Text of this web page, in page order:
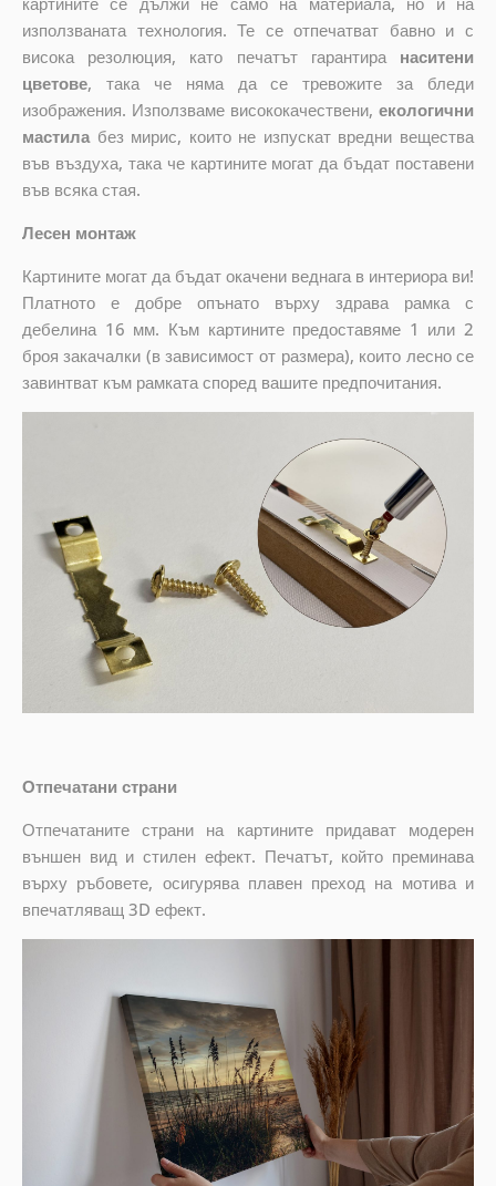
използваната технология. Те се отпечатват бавно и с
висока резолюция, като печатът гарантира наситени
цветове, така че няма да се тревожите за бледи
изображения. Използваме висококачествени,екологични
мастилабез мирис, които не изпускат вредни вещества
във въздуха, така че картините могат да бъдат поставени
във всяка стая.
Лесен монтаж
Картините могат да бъдат окачени веднага в интериора ви!
Платното е добре опънато върху здрава рамка с
дебелина 16 мм. Към картините предоставяме 1 или 2
броя закачалки (в зависимост от размера), които лесно се
завинтват към рамката според вашите предпочитания.
Отпечатани страни
Отпечатаните страни на картините придават модерен
външен вид и стилен ефект. Печатът, който преминава
върху ръбовете, осигурява плавен преход на мотива и
впечатляващ 3D ефект.